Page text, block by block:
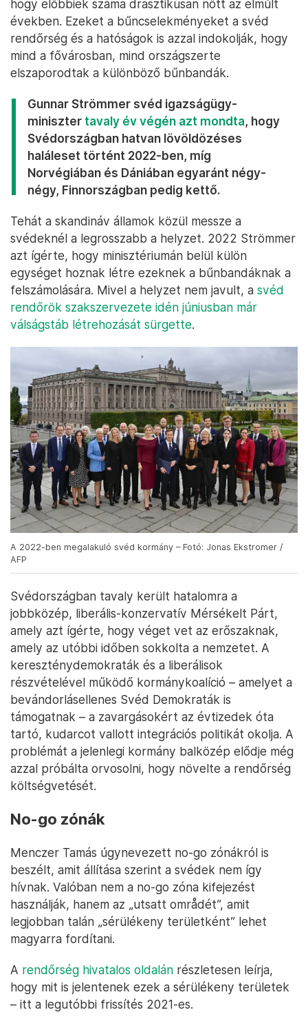
hogy előbbiek száma drasztikusan nőtt az elmúlt
években. Ezeket a bűncselekményeket a svéd
rendőrség és a hatóságok is azzal indokolják, hogy
mind a fővárosban, mind országszerte
elszaporodtak a különböző bűnbandák.
Gunnar Strömmer svéd igazságügy-
miniszter tavaly év végén azt mondta, hogy
Svédországban hatvan lövöldözéses
haláleset történt 2022-ben, míg
Norvégiában és Dániában egyaránt négy-
négy, Finnországban pedig kettő.
Tehát a skandináv államok közül messze a
svédeknél a legrosszabb a helyzet. 2022 Strömmer
azt ígérte, hogy minisztériumán belül külön
egységet hoznak létre ezeknek a bűnbandáknak a
felszámolására. Mivel a helyzet nem javult, a svéd
rendőrök szakszervezete idén júniusban már
válságstáb létrehozását sürgette.
A 2022-ben megalakuló svéd kormány – Fotó: Jonas Ekstromer /
AFP
Svédországban tavaly került hatalomra a
jobbközép, liberális-konzervatív Mérsékelt Párt,
amely azt ígérte, hogy véget vet az erőszaknak,
amely az utóbbi időben sokkolta a nemzetet. A
kereszténydemokraták és a liberálisok
részvételével működő kormánykoalíció – amelyet a
bevándorlásellenes Svéd Demokraták is
támogatnak – a zavargásokért az évtizedek óta
tartó, kudarcot vallott integrációs politikát okolja. A
problémát a jelenlegi kormány balközép elődje még
azzal próbálta orvosolni, hogy növelte a rendőrség
költségvetését.
No-go zónák
Menczer Tamás úgynevezett no-go zónákról is
beszélt, amit állítása szerint a svédek nem így
hívnak. Valóban nem a no-go zóna kifejezést
használják, hanem az „utsatt områdét”, amit
legjobban talán „sérülékeny területként” lehet
magyarra fordítani.
A rendőrség hivatalos oldalán részletesen leírja,
hogy mit is jelentenek ezek a sérülékeny területek
– itt a legutóbbi frissítés 2021-es.